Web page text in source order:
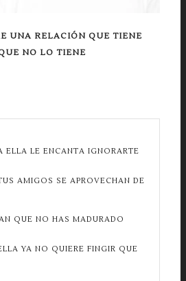
UNA RELACIÓN QUE TIENE
NO LO TIENE
ELLA LE ENCANTA IGNORARTE
AMIGOS SE APROVECHAN DE
QUE NO HAS MADURADO
YA NO QUIERE FINGIR QUE